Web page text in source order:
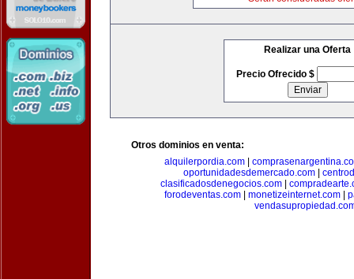
Realizar una Oferta
Precio Ofrecido $
Otros dominios en venta:
alquilerpordia.com
oportunidadesdemercado.com
clasificadosdenegocios.com|
forodeventas.com| monetizeinternet.com|